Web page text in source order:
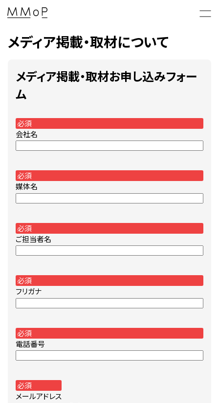
新着情報 & 特集コラム
News & Columns
MMoPの映画上映会
MMoP CINEMA
MMoP店舗のトピックス
Topics
ショップ & レストラン情報
Shop & Restaurant
施設情報
MMoP Map
around MMoP
Access
メディア掲載・取材について
メディア掲載・取材お申し込みフォー
ム
必須
会社名
必須
媒体名
必須
ご担当者名
必須
フリガナ
必須
電話番号
必須
メールアドレス